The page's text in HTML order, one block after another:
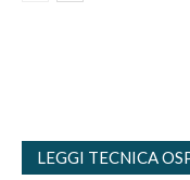
LEGGI TECNICA